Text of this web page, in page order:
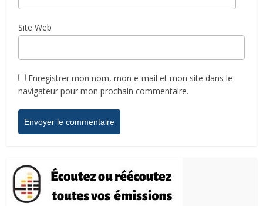
Site Web
Enregistrer mon nom, mon e-mail et mon site dans le
navigateur pour mon prochain commentaire.